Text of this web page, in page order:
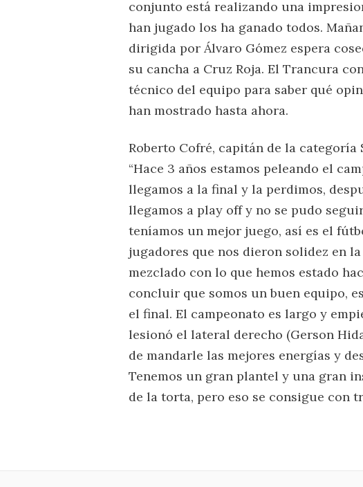
conjunto está realizando una
han jugado los ha ganado todos.
dirigida por Álvaro Gómez espera
su cancha a Cruz Roja. El Trancura
técnico del equipo para saber qué
han mostrado hasta ahora.
Roberto Cofré, capitán de la categoría
“Hace 3 años estamos peleando el
llegamos a la final y la perdimos,
llegamos a play off y no se pudo
teníamos un mejor juego, así es el
jugadores que nos dieron solidez en
mezclado con lo que hemos estado
concluir que somos un buen equipo,
el final. El campeonato es largo y
lesionó el lateral derecho (Gerson
de mandarle las mejores energías y
Tenemos un gran plantel y una gran
de la torta, pero eso se consigue con